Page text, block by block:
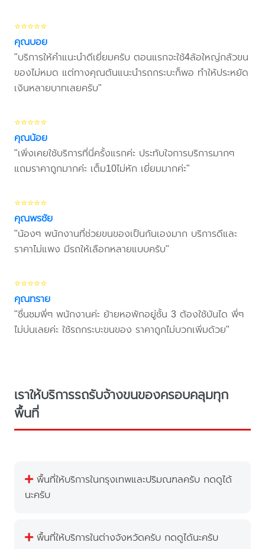
⭐⭐⭐⭐⭐
คุณบอย
"บริการให้คำแนะนำดีเยี่ยมครับ ตอนแรกจะใช้4ล้อใหญ่กลัวขน
ของไม่หมด แต่ทางคุณต้นแนะนำรถกระบะก็พอ ทำให้ประหยัด
เงินหลายบาทเลยครับ"
⭐⭐⭐⭐⭐
คุณน้อย
"เพิ่งเคยใช้บริการที่นี่ครั้งแรกค่ะ ประทับใจการบริการมากๆ
แถมราคาถูกมากค่ะ เต็ม10ไม่หัก เยี่ยมมากค่ะ"
⭐⭐⭐⭐⭐
คุณพรชัย
"น้องๆ พนักงานที่ช่วยขนของเป็นกันเองมาก บริการดีและ
ราคาไม่แพง มีรถให้เลือกหลายแบบครับ"
⭐⭐⭐⭐⭐
คุณทราย
"ชื่นชมพี่ๆ พนักงานค่ะ ย้ายหอพักอยู่ชั้น 3 ต้องใช้บันได พี่ๆ
ไม่บ่นเลยค่ะ ใช้รถกระบะขนของ ราคาถูกไม่บวกเพิ่มด้วย"
เราให้บริการรถรับจ้างขนของครอบคลุมทุก
พื้นที่
พื้นที่ให้บริการในกรุงเทพและปริมณฑลครับ กดดูได้
นะครับ
พื้นที่ให้บริการในต่างจังหวัดครับ กดดูได้นะครับ